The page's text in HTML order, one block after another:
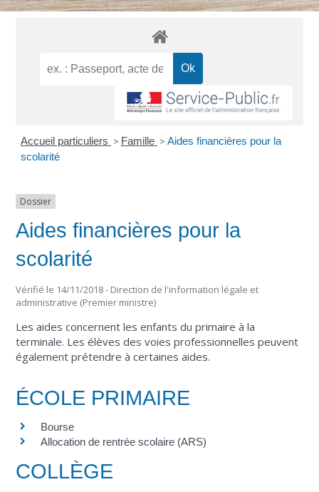
Accueil particuliers > Famille > Aides financières pour la
scolarité
Dossier
Aides financières pour la
scolarité
Vérifié le 14/11/2018 - Direction de l'information légale et
administrative (Premier ministre)
Les aides concernent les enfants du primaire à la
terminale. Les élèves des voies professionnelles peuvent
également prétendre à certaines aides.
ÉCOLE PRIMAIRE
Bourse
Allocation de rentrée scolaire (ARS)
COLLÈGE